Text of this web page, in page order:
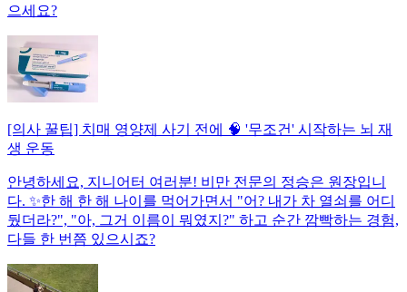
으세요?
[의사 꿀팁] 치매 영양제 사기 전에 🧠 '무조건' 시작하는 뇌 재
생 운동
안녕하세요, 지니어터 여러분! 비만 전문의 정승은 원장입니
다. ✨한 해 한 해 나이를 먹어가면서 "어? 내가 차 열쇠를 어디
뒀더라?", "아, 그거 이름이 뭐였지?" 하고 순간 깜빡하는 경험,
다들 한 번쯤 있으시죠?